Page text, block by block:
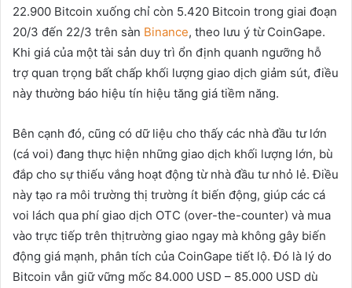
22.900 Bitcoin xuống chỉ còn 5.420 Bitcoin trong giai đoạn
20/3 đến 22/3 trên sàn Binance, theo lưu ý từ CoinGape.
Khi giá của một tài sản duy trì ổn định quanh ngưỡng hỗ
trợ quan trọng bất chấp khối lượng giao dịch giảm sút, điều
này thường báo hiệu tín hiệu tăng giá tiềm năng.
Bên cạnh đó, cũng có dữ liệu cho thấy các nhà đầu tư lớn
(cá voi) đang thực hiện những giao dịch khối lượng lớn, bù
đắp cho sự thiếu vắng hoạt động từ nhà đầu tư nhỏ lẻ. Điều
này tạo ra môi trường thị trường ít biến động, giúp các cá
voi lách qua phí giao dịch OTC (over-the-counter) và mua
vào trực tiếp trên thịtrường giao ngay mà không gây biến
động giá mạnh, phân tích của CoinGape tiết lộ. Đó là lý do
Bitcoin vẫn giữ vững mốc 84.000 USD – 85.000 USD dù